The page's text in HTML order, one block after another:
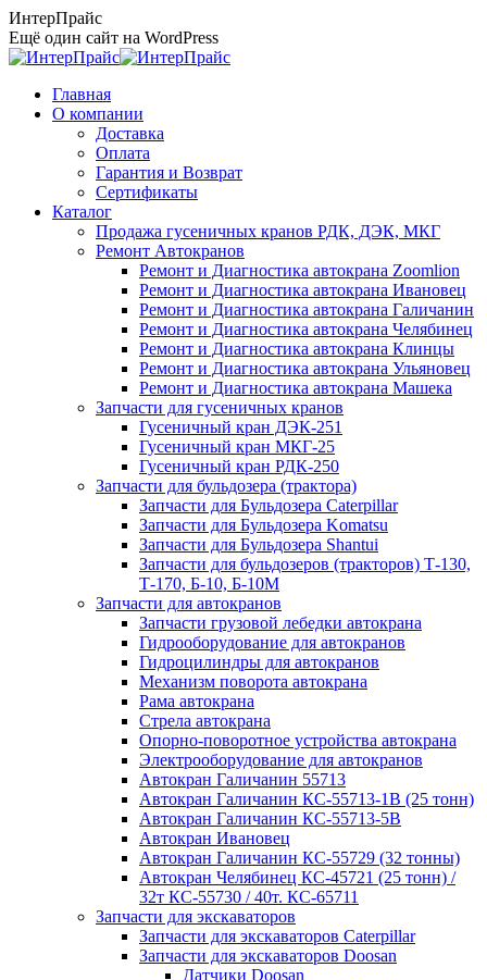
Перейти
к
содержанию
ИнтерПрайс
Ещё один сайт на WordPress
Главная
О компании
Доставка
Оплата
Гарантия и Возврат
Сертификаты
Каталог
Продажа гусеничных кранов РДК, ДЭК, МКГ
Ремонт Автокранов
Ремонт и Диагностика автокрана Zoomlion
Ремонт и Диагностика автокрана Ивановец
Ремонт и Диагностика автокрана Галичанин
Ремонт и Диагностика автокрана Челябинец
Ремонт и Диагностика автокрана Клинцы
Ремонт и Диагностика автокрана Ульяновец
Ремонт и Диагностика автокрана Машека
Запчасти для гусеничных кранов
Гусеничный кран ДЭК-251
Гусеничный кран МКГ-25
Гусеничный кран РДК-250
Запчасти для бульдозера (трактора)
Запчасти для Бульдозера Caterpillar
Запчасти для Бульдозера Komatsu
Запчасти для Бульдозера Shantui
Запчасти для бульдозеров (тракторов) Т-130,
Т-170, Б-10, Б-10М
Запчасти для автокранов
Запчасти грузовой лебедки автокрана
Гидрооборудование для автокранов
Гидроцилиндры для автокранов
Механизм поворота автокрана
Рама автокрана
Стрела автокрана
Опорно-поворотное устройства автокрана
Электрооборудование для автокранов
Автокран Галичанин 55713
Автокран Галичанин КС-55713-1В (25 тонн)
Автокран Галичанин КС-55713-5В
Автокран Ивановец
Автокран Галичанин КС-55729 (32 тонны)
Автокран Челябинец КС-45721 (25 тонн) /
32т КС-55730 / 40т. КС-65711
Запчасти для экскаваторов
Запчасти для экскаваторов Caterpillar
Запчасти для экскаваторов Doosan
Датчики Doosan